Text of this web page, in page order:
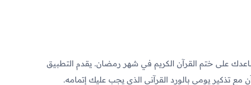
على ختم القرآن الكريم في شهر رمضان. يقدم التطبيق
مع تذكير يومي بالورد القرآني الذي يجب عليك إتمامه.